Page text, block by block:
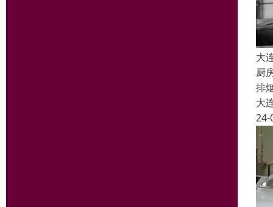
大
厨
排
大
24-